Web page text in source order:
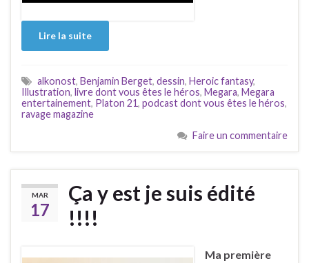
Lire la suite
alkonost, Benjamin Berget, dessin, Heroic fantasy,
Illustration, livre dont vous êtes le héros, Megara, Megara
entertainement, Platon 21, podcast dont vous êtes le héros,
ravage magazine
Faire un commentaire
MAR
17
Ça y est je suis édité
!!!!
Ma première